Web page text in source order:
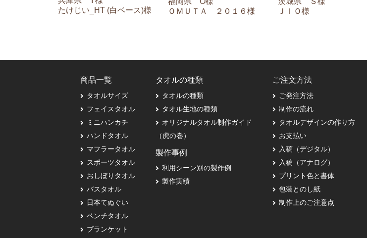
たけじい_HT (白ベース)様
ＯＭＵＴＡ ２０１６様
ＪＩＯ様
商品一覧
タオルサイズ
フェイスタオル
ミニハンカチ
ハンドタオル
マフラータオル
スポーツタオル
おしぼりタオル
バスタオル
日本てぬぐい
ベンチタオル
ブランケット
タオルの種類
タオルの種類
タオル生地の種類
オリジナルタオル制作ガイド
（虎の巻）
製作事例
利用シーン別の製作例
製作実績
ご注文方法
ご発注方法
制作の流れ
タオルデザインの作り方
お支払い
入稿（デジタル）
入稿（アナログ）
プリント色と書体
包装とのし紙
制作上のご注意点